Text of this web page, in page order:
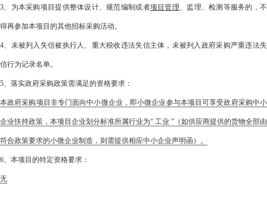
3、为本采购项目提供整体设计、规范编制或者项目管理、监理、检测等服务的，不
得再参加本项目的其他招标采购活动。
4、未被列入失信被执行人、重大税收违法失信主体，未被列入政府采购严重违法失
信行为记录名单。
5、落实政府采购政策需满足的资格要求：
本政府采购项目非专门面向中小微企业，即小微企业参与本项目可享受政府采购中小
企业扶持政策，本项目企业划分标准所属行业为“ 工业 ”（如供应商提供的货物全部由
符合政策要求的小微企业制造，则需提供相应中小企业声明函）。
6、本项目的特定资格要求：
无